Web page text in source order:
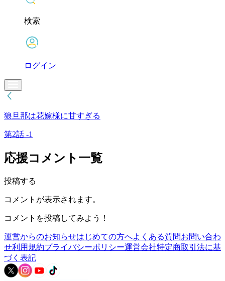
検索
ログイン
狼旦那は花嫁様に甘すぎる
第2話 -1
応援コメント一覧
投稿する
コメントが表示されます。
コメントを投稿してみよう！
運営からのお知らせはじめての方へよくある質問お問い合わ
せ利用規約プライバシーポリシー運営会社特定商取引法に基
づく表記